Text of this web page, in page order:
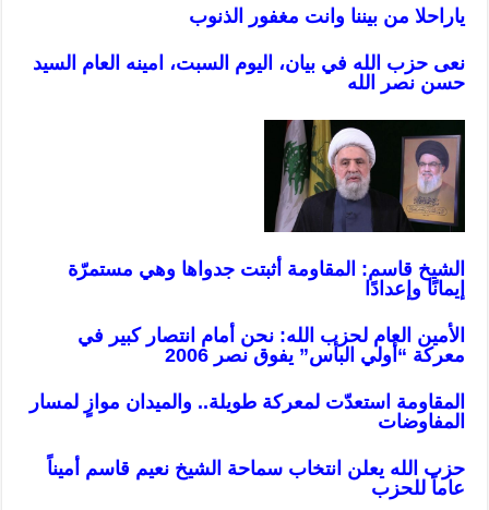
ياراحلا من بيننا وانت مغفور الذنوب
نعى حزب الله في بيان، اليوم السبت، امينه العام السيد
حسن نصر الله
الشيخ قاسم: المقاومة أثبتت جدواها وهي مستمرّة
إيمانًا وإعدادًا
الأمين العام لحزب الله: نحن أمام انتصار كبير في
معركة “أولي البأس” يفوق نصر 2006
المقاومة استعدّت لمعركة طويلة.. والميدان موازٍ لمسار
المفاوضات
حزب الله يعلن انتخاب سماحة الشيخ نعيم قاسم أميناً
عاماً للحزب